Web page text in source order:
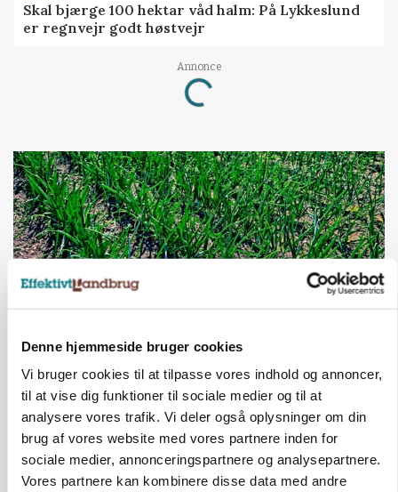
Denne hjemmeside bruger cookies
Vi bruger cookies til at tilpasse vores indhold og annoncer,
til at vise dig funktioner til sociale medier og til at
analysere vores trafik. Vi deler også oplysninger om din
brug af vores website med vores partnere inden for
sociale medier, annonceringspartnere og analysepartnere.
Vores partnere kan kombinere disse data med andre
Skal bjærge 100 hektar våd halm: På Lykkeslund
er regnvejr godt høstvejr
Annonce
Loading...
PLANTER
Grøntsagsproduktion presset af kvælstofkrav: 6
hektar brak for 1 hektar porrer
Annonce